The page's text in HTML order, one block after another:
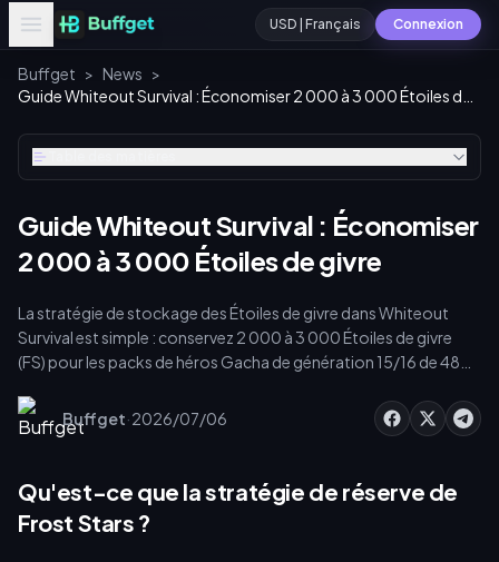
USD | Français Connexion
Buffget > News >
Guide Whiteout Survival : Économiser
2 000 à 3 000 Étoiles de givre
La stratégie de stockage des Étoiles de givre dans Whiteout
Survival est simple : conservez 2 000 à 3 000 Étoiles de givre
(FS) pour les packs de héros Gacha de génération 15/16 de 48
n'expirent jamais et sont conservées d'une saison à l'autre. Une
épargne disciplinée, plutôt que des dépenses impulsives,
valeur apparaissent sans préavis.
Buffget·2026/07/06
Qu'est-ce que la stratégie de réserve de
Frost Stars ?